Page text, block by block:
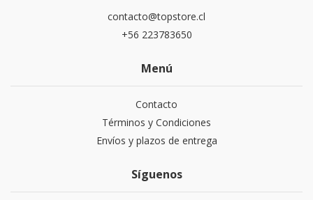
contacto@topstore.cl
+56 223783650
Menú
Contacto
Términos y Condiciones
Envíos y plazos de entrega
Síguenos